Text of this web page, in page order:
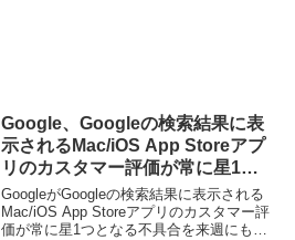
Google、Googleの検索結果に表
示されるMac/iOS App Storeアプ
リのカスタマー評価が常に星1つ
となってしまう不具合を来週にも
修正するとコメント。
GoogleがGoogleの検索結果に表示される
Mac/iOS App Storeアプリのカスタマー評
価が常に星1つとなる不具合を来週にも修